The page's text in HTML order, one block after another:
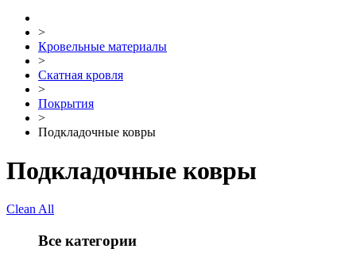
>
Кровельные материалы
>
Скатная кровля
>
Покрытия
>
Подкладочные ковры
Подкладочные ковры
Clean All
Все категории